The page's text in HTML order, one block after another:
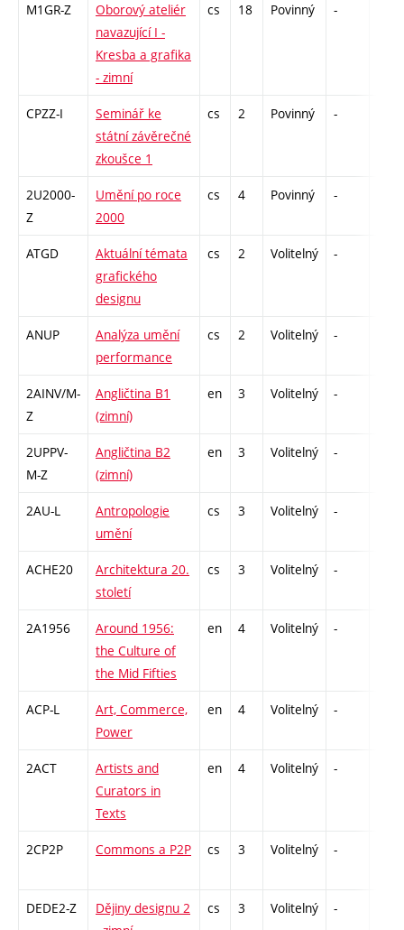
M1GR-Z
Oborový ateliér
navazující I -
Kresba a grafika
- zimní
cs 18 Povinný -
CPZZ-I
Seminář ke
státní závěrečné
zkoušce 1
cs 2 Povinný -
2U2000-
Z
Umění po roce
2000
cs 4 Povinný -
ATGD
Aktuální témata
grafického
designu
cs 2 Volitelný -
ANUP
Analýza umění
performance
cs 2 Volitelný -
2AINV/M-
Z
Angličtina B1
(zimní)
en 3 Volitelný -
2UPPV-
M-Z
Angličtina B2
(zimní)
en 3 Volitelný -
2AU-L
Antropologie
umění
cs 3 Volitelný -
ACHE20
Architektura 20.
století
cs 3 Volitelný -
2A1956
Around 1956:
the Culture of
the Mid Fifties
en 4 Volitelný -
ACP-L
Art, Commerce,
Power
en 4 Volitelný -
2ACT
Artists and
Curators in
Texts
en 4 Volitelný -
2CP2P Commons a P2P cs 3 Volitelný -
DEDE2-Z
Dějiny designu 2
cs 3 Volitelný -